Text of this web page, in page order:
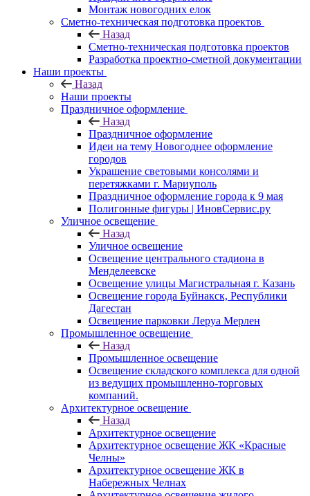
Монтаж новогодних елок
Сметно-техническая подготовка проектов
Назад
Сметно-техническая подготовка проектов
Разработка проектно-сметной документации
Наши проекты
Назад
Наши проекты
Праздничное оформление
Назад
Праздничное оформление
Идеи на тему Новогоднее оформление
городов
Украшение световыми консолями и
перетяжками г. Мариуполь
Праздничное оформление города к 9 мая
Полигонные фигуры | ИновСервис.ру
Уличное освещение
Назад
Уличное освещение
Освещение центрального стадиона в
Менделеевске
Освещение улицы Магистральная г. Казань
Освещение города Буйнакск, Республики
Дагестан
Освещение парковки Леруа Мерлен
Промышленное освещение
Назад
Промышленное освещение
Освещение складского комплекса для одной
из ведущих промышленно-торговых
компаний.
Архитектурное освещение
Назад
Архитектурное освещение
Архитектурное освещение ЖК «Красные
Челны»
Архитектурное освещение ЖК в
Набережных Челнах